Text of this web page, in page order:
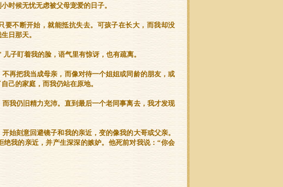
时候无忧无虑被父母宠爱的日子。
要不断开始，就能抵抗失去。可孩子在长大，而我却没
日那天。
子盯着我的脸，语气里有惊讶，也有疏离。
再把我当成母亲，而像对待一个姐姐或同龄的朋友，或
己的家庭，而我仍站在原地。
我仍旧精力充沛。直到最后一个老同事离去，我才发现
始刻意回避镜子和我的亲近，变的像我的大哥或父亲。
我的亲近，并产生深深的嫉妒。他死前对我说：“你会